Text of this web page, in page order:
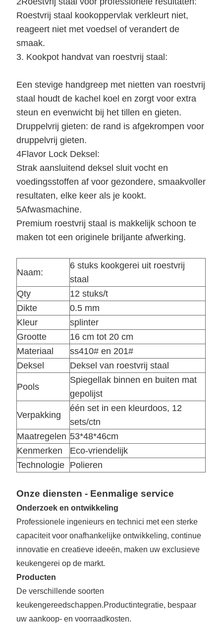
Roestvrij staal kookoppervlak verkleurt niet,
reageert niet met voedsel of verandert de
smaak.
3. Kookpot handvat van roestvrij staal:
Een stevige handgreep met nietten van roestvrij
staal houdt de kachel koel en zorgt voor extra
steun en evenwicht bij het tillen en gieten.
Druppelvrij gieten: de rand is afgekrompen voor
druppelvrij gieten.
4Flavor Lock Deksel:
Strak aansluitend deksel sluit vocht en
voedingsstoffen af voor gezondere, smaakvoller
resultaten, elke keer als je kookt.
5Afwasmachine.
Premium roestvrij staal is makkelijk schoon te
maken tot een originele briljante afwerking.
Naam:
6 stuks kookgerei uit roestvrij
staal
Qty
12 stuks/t
Dikte
0.5 mm
Kleur
splinter
Grootte
16 cm tot 20 cm
Materiaal
ss410# en 201#
Deksel
Deksel van roestvrij staal
Pools
Spiegellak binnen en buiten mat
gepolijst
Verpakking
één set in een kleurdoos, 12
sets/ctn
Maatregelen 53*48*46cm
Kenmerken
Eco-vriendelijk
Technologie
Polieren
Onze diensten - Eenmalige service
Onderzoek en ontwikkeling
Professionele ingenieurs en technici met een sterke
capaciteit voor onafhankelijke ontwikkeling, continue
innovatie en creatieve ideeën, maken uw exclusieve
keukengerei op de markt.
Producten
De verschillende soorten
keukengereedschappen.Productintegratie, bespaar
uw aankoop- en voorraadkosten.